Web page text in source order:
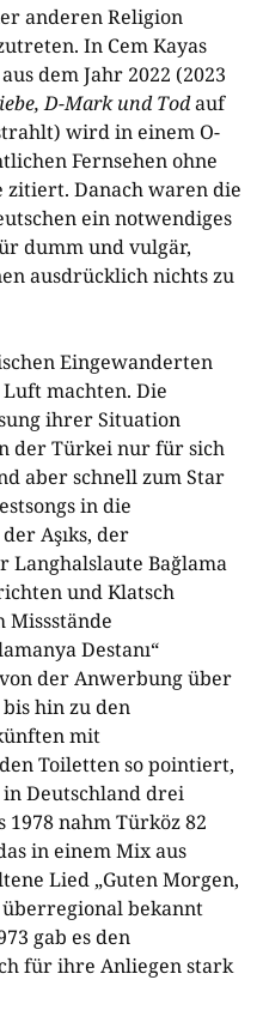
anderen Religion
In Cem Kayas
dem Jahr 2022 (2023
D-Mark und Todauf
wird in einem O-
Fernsehen ohne
zitiert. Danach waren die
ein notwendiges
dumm und vulgär,
ausdrücklich nichts zu
Eingewanderten
machten. Die
ihrer Situation
der Türkei nur für sich
aber schnell zum Star
in die
Aşıks, der
Langhalslaute Bağlama
und Klatsch
Destanı“
der Anwerbung über
hin zu den
mit
Toiletten so pointiert,
in Deutschland drei
nahm Türköz 82
in einem Mix aus
Lied „Guten Morgen,
bekannt
gab es den
für ihre Anliegen stark